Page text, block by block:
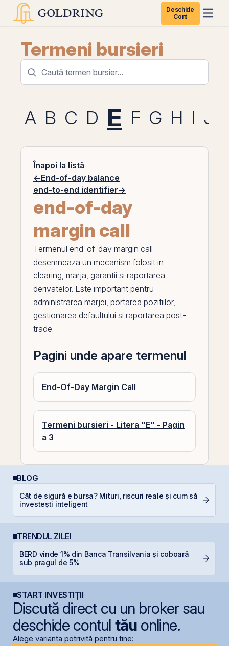
Deschide
Cont
Termeni bursieri
A B C D E F G H I J
Înapoi la listă
←End-of-day balance
end-to-end identifier→
end-of-day
margin call
Termenul end-of-day margin call
desemneaza un mecanism folosit in
clearing, marja, garantii si raportarea
derivatelor. Este important pentru
administrarea marjei, portarea pozitiilor,
gestionarea defaultului si raportarea post-
trade.
Pagini unde apare termenul
End-Of-Day Margin Call
Termeni bursieri - Litera "E" - Pagin
a 3
BLOG
Cât de sigură e bursa? Mituri, riscuri reale și cum să
investești inteligent
TRENDUL ZILEI
BERD vinde 1% din Banca Transilvania și coboară
sub pragul de 5%
START INVESTIȚII
Discută direct cu un broker sau
deschide contul tăuonline.
Alege varianta potrivită pentru tine: